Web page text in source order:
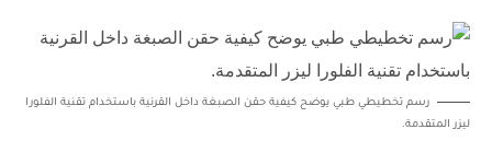
رسم تخطيطي طبي يوضح كيفية حقن الصبغة داخل القرنية باستخدام تقنية الفلورا
ليزر المتقدمة.